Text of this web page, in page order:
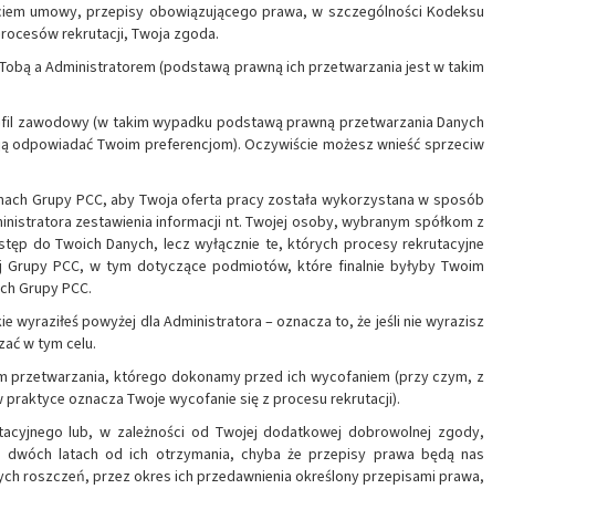
umowy, przepisy obowiązującego prawa, w szczególności Kodeksu
rekrutacji, Twoja zgoda.
a Administratorem (podstawą prawną ich przetwarzania jest w takim
zawodowy (w takim wypadku podstawą prawną przetwarzania Danych
Twoim preferencjom). Oczywiście możesz wnieść sprzeciw
Grupy PCC, aby Twoja oferta pracy została wykorzystana w sposób
zestawienia informacji nt. Twojej osoby, wybranym spółkom z
do Twoich Danych, lecz wyłącznie te, których procesy rekrutacyjne
PCC, w tym dotyczące podmiotów, które finalnie byłyby Twoim
Grupy PCC.
wyraziłeś powyżej dla Administratora – oznacza to, że jeśli nie wyrazisz
w tym celu.
przetwarzania, którego dokonamy przed ich wycofaniem (przy czym, z
oznacza Twoje wycofanie się z procesu rekrutacji).
lub, w zależności od Twojej dodatkowej dobrowolnej zgody,
latach od ich otrzymania, chyba że przepisy prawa będą nas
roszczeń, przez okres ich przedawnienia określony przepisami prawa,